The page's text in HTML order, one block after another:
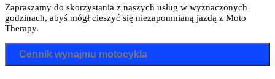
Zapraszamy do skorzystania z naszych usług w wyznaczonych
godzinach, abyś mógł cieszyć się niezapomnianą jazdą z Moto
Therapy.
Cennik wynajmu motocykla